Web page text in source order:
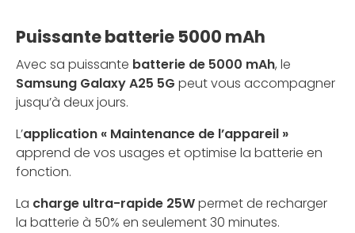
Puissante batterie 5000 mAh
Avec sa puissante batterie de 5000 mAh, le
Samsung Galaxy A25 5G peut vous accompagner
jusqu’à deux jours.
L’application « Maintenance de l’appareil »
apprend de vos usages et optimise la batterie en
fonction.
La charge ultra-rapide 25Wpermet de recharger
la batterie à 50% en seulement 30 minutes.